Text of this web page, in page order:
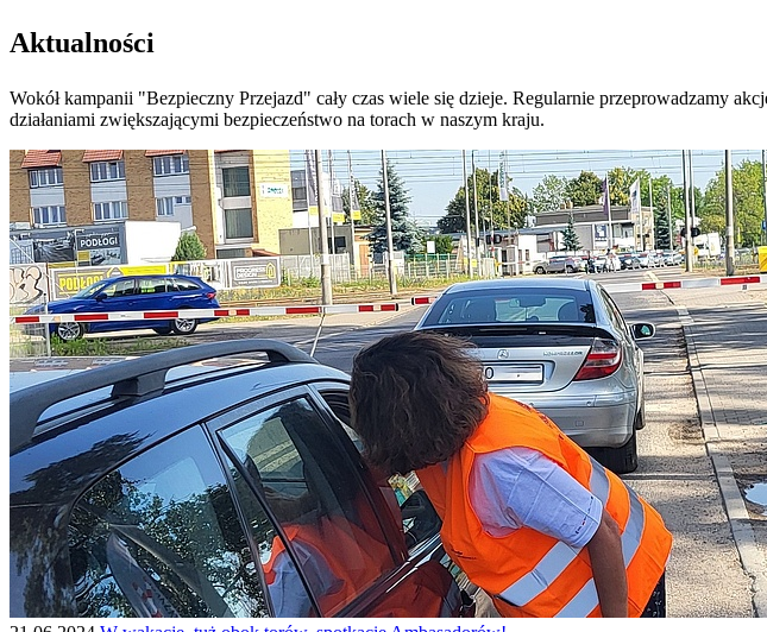
Aktualności
Wokół kampanii "Bezpieczny Przejazd" cały czas wiele się dzieje. Regularnie przeprowadzamy
działaniami zwiększającymi bezpieczeństwo na torach w naszym kraju.